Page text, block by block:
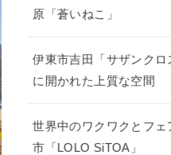
原「蒼いねこ」
伊東市吉田「サザンク
に開かれた上質な空間
世界中のワクワクとフェ
市「LOLO SiTOA」